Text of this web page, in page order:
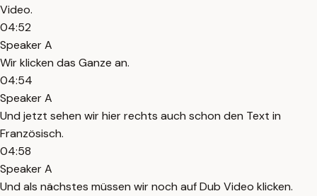
Video.
04:52
Speaker A
Wir klicken das Ganze an.
04:54
Speaker A
Und jetzt sehen wir hier rechts auch schon den Text in
Französisch.
04:58
Speaker A
Und als nächstes müssen wir noch auf Dub Video klicken.